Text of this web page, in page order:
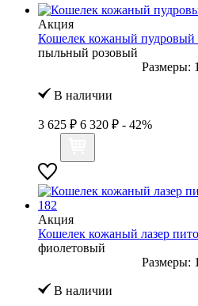
Акция
Кошелек кожаный пудровый
пыльный розовый
Размеры:
В наличии
3 625 ₽ 6 320 ₽ - 42%
Акция
Кошелек кожаный лазер
фиолетовый
Размеры:
В наличии